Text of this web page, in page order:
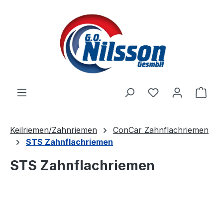
Zum Hauptinhalt springen
Keilriemen/Zahnriemen
ConCar Zahnflachriemen
STS Zahnflachriemen
STS Zahnflachriemen